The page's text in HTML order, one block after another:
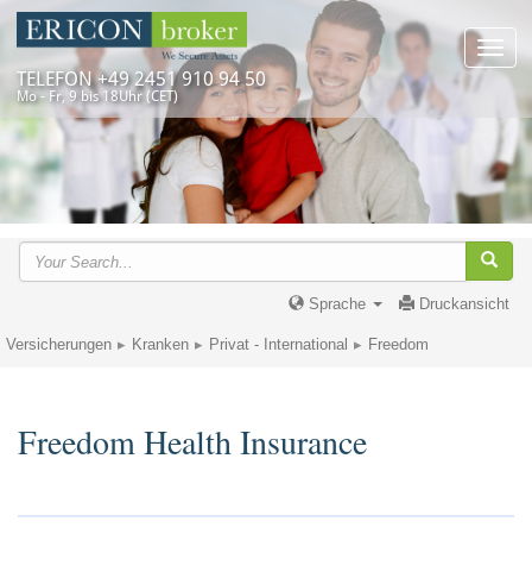
TELEFON +49 2451 910 94 50
Mo - Fr, 9 bis 18Uhr (CET)
Druckansicht
Sprache
Versicherungen Kranken Privat - International Freedom
Freedom Health Insurance